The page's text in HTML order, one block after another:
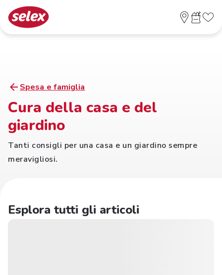
Spesa e famiglia
Cura della casa e del
giardino
Tanti consigli per una casa e un giardino sempre
meravigliosi.
Esplora tutti gli articoli